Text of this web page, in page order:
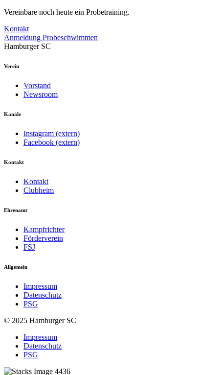
Vereinbare noch heute ein Probetraining.
Kontakt
Anmeldung Probeschwimmen
Hamburger SC
Verein
Vorstand
Newsroom
Kanäle
Instagram (extern)
Facebook (extern)
Kontakt
Kontakt
Clubheim
Ehrenamt
Kampfrichter
Förderverein
FSJ
Allgemein
Impressum
Datenschutz
PSG
© 2025 Hamburger SC
Impressum
Datenschutz
PSG